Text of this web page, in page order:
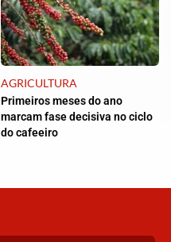
AGRICULTURA
Primeiros meses do ano
marcam fase decisiva no ciclo
do cafeeiro